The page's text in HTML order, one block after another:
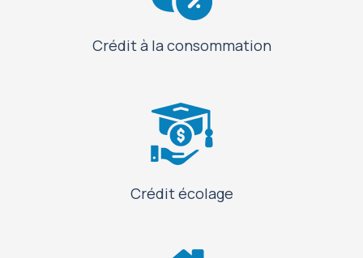
Crédit à la consommation
Crédit écolage